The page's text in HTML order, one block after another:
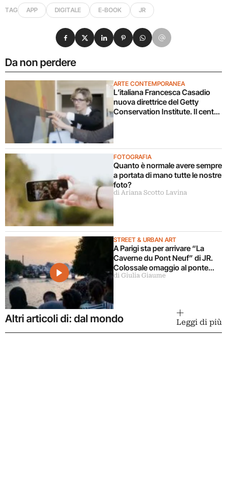
TAG APP DIGITALE E-BOOK JR
Da non perdere
ARTE CONTEMPORANEA
L’italiana Francesca Casadio
nuova direttrice del Getty
Conservation Institute. Il centro
FOTOGRAFIA
Quanto è normale avere sempre
a portata di mano tutte le nostre
foto?
di Ariana Scotto Lavina
STREET & URBAN ART
A Parigi sta per arrivare “La
Caverne du Pont Neuf” di JR.
Colossale omaggio al ponte
impacchettato di Christo e
di Giulia Giaume
Condividi su Facebook
Condividi su X
Condividi su LinkedIn
Condividi su Pinterest
Condividi su WhatsApp
Condividi su Email
Altri articoli di: dal mondo Leggi di più